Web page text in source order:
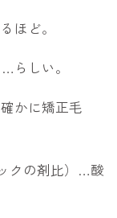
ほど。
らしい。
かに矯正毛
クの剤比）…酸